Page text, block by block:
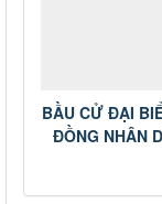
BẦU CỬ ĐẠI
ĐỒNG NHÂN